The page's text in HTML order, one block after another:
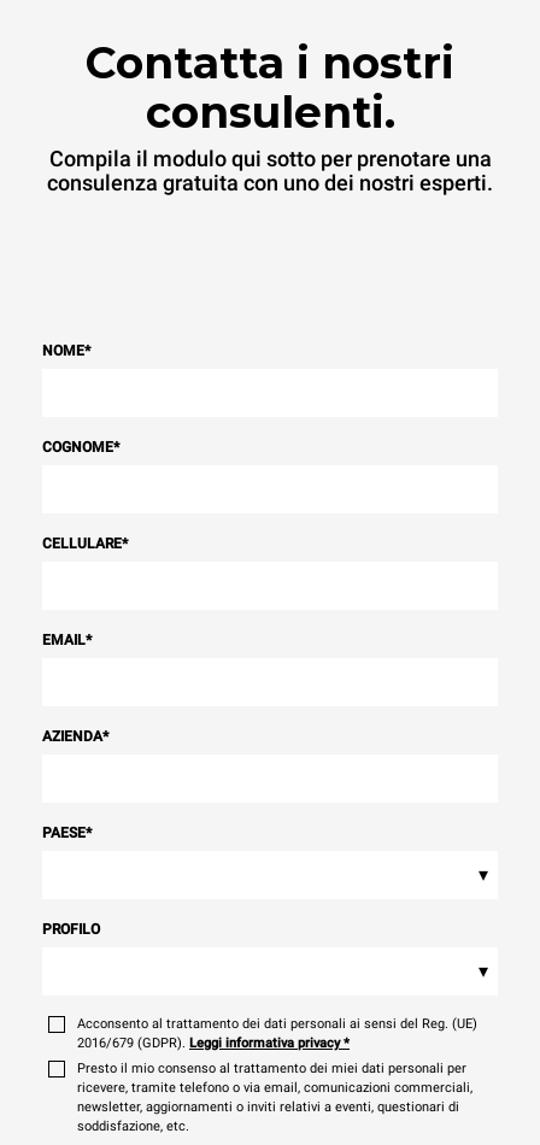
azzerate scegliendo di
acquistare energia
prodotta da fonti
rinnovabili.
Gas Protocol
Contatta i nostri
consulenti.
Compila il modulo qui sotto per prenotare una
consulenza gratuita con uno dei nostri esperti.
NOME*
COGNOME*
CELLULARE*
EMAIL*
AZIENDA*
PAESE*
▾
PROFILO
▾
Acconsento al trattamento dei dati personali ai sensi del Reg. (UE)
2016/679 (GDPR). Leggi informativa privacy*
Presto il mio consenso al trattamento dei miei dati personali per
ricevere, tramite telefono o via email, comunicazioni commerciali,
newsletter, aggiornamenti o inviti relativi a eventi, questionari di
soddisfazione, etc.